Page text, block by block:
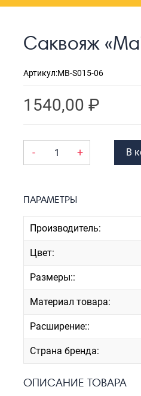
Саквояж
Артикул:MB-S015-06
1540,00 ₽
- + В
ПАРАМЕТРЫ
Производитель:
Цвет:
Размеры::
Материал товара:
Расширение::
Страна бренда:
ОПИСАНИЕ ТОВАРА